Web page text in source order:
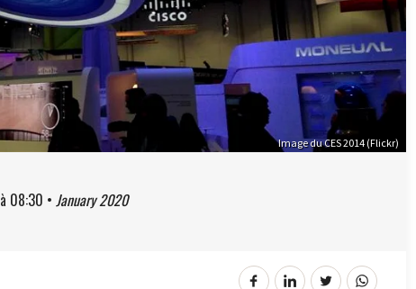
Image du CES 2014 (Flickr)
à 08:30 • January 2020